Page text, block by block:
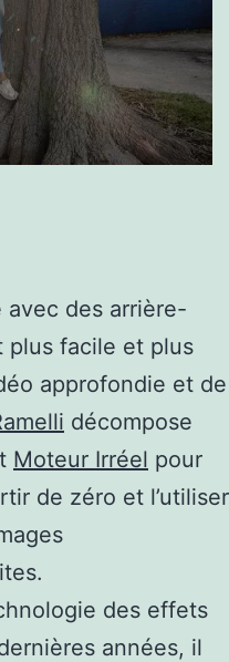
avec des arrière-
plus facile et plus
approfondie et de
décompose
Moteur Irréel pour
de zéro et l’utiliser
des effets
années, il